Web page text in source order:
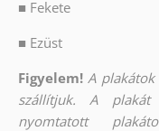
■ Fekete
■ Ezüst
Figyelem! A
szállítjuk. A plakát
nyomtatott